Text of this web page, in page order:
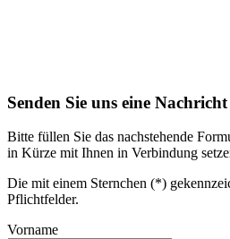
Senden Sie uns eine Nachricht
Bitte füllen Sie das nachstehende
in Kürze mit Ihnen in Verbindung
Die mit einem Sternchen (*)
Pflichtfelder.
Vorname